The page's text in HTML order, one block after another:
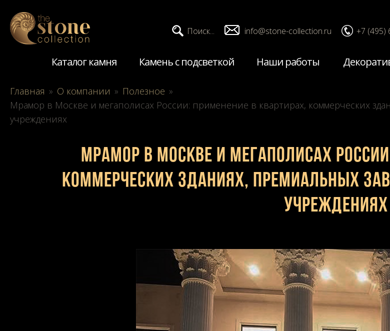
Поиск... info@stone-collection.ru +7 (495)
Каталог камня Камень с подсветкой Наши работы
Главная » О компании » Полезное »
Мрамор в Москве и мегаполисах России: применение в квартирах, коммерческих
учреждениях
Мрамор в Москве и мегаполисах
коммерческих зданиях, премиальных
учреждениях